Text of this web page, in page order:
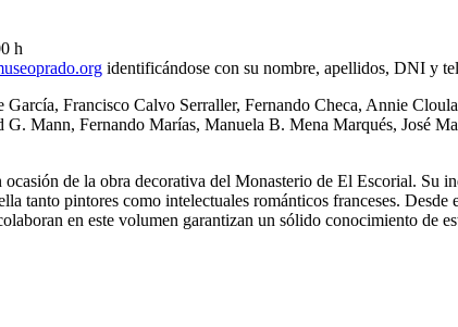
h
identificándose con su nombre, apellidos, DNI y
Francisco Calvo Serraller, Fernando Checa, Annie
Mann, Fernando Marías, Manuela B. Mena Marqués, José
de la obra decorativa del Monasterio de El Escorial. Su
tanto pintores como intelectuales románticos franceses.
en este volumen garantizan un sólido conocimiento de